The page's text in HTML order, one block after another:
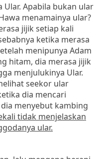
Apabila bukan ular
menamainya ular?
jijik setiap kali
ketika merasa
menipunya Adam
hitam, dia merasa jijik
menjulukinya Ular.
seekor ular
dia mencari
menyebut kambing
tidak menjelaskan
ular.